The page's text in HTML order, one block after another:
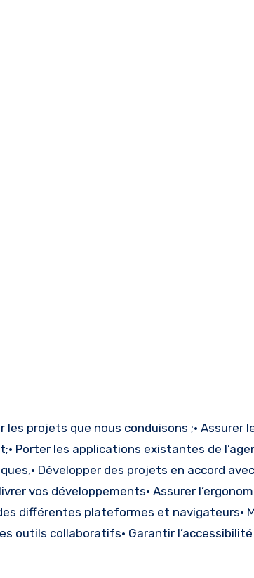
projets que nous conduisons ;• Assurer
Porter les applications existantes de
Développer des projets en accord
vos développements• Assurer
différentes plateformes et navigateurs•
outils collaboratifs• Garantir